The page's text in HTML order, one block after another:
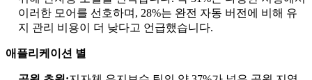
이러한 모어를 선호하며, 28%는 완전 자동 버전에 비해 유
지 관리 비용이 더 낮다고 언급했습니다.
애플리케이션 별